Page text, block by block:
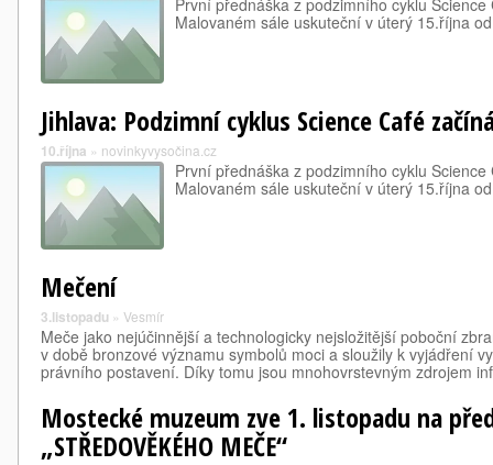
První přednáška z podzimního cyklu
Malovaném sále uskuteční v úterý 15.října
Jihlava: Podzimní cyklus Science Café
10.října » novinkyvysočina.cz
První přednáška z podzimního cyklu
Malovaném sále uskuteční v úterý 15.října
Mečení
3.listopadu » Vesmír
Meče jako nejúčinnější a technologicky nejsložitější poboční
v době bronzové významu symbolů moci a sloužily k vyjádření
právního postavení. Díky tomu jsou mnohovrstevným zdrojem
Mostecké muzeum zve 1. listopadu na
„STŘEDOVĚKÉHO MEČE“